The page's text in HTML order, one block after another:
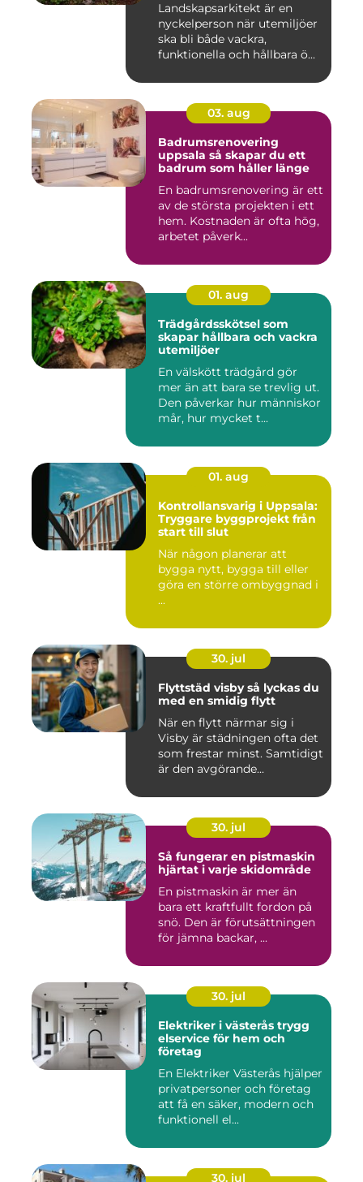
Landskapsarkitekt är en
nyckelperson när utemiljöer
ska bli både vackra,
funktionella och hållbara ö...
03. aug
Badrumsrenovering
uppsala så skapar du ett
badrum som håller länge
En badrumsrenovering är ett
av de största projekten i ett
hem. Kostnaden är ofta hög,
arbetet påverk...
01. aug
Trädgårdsskötsel som
skapar hållbara och vackra
utemiljöer
En välskött trädgård gör
mer än att bara se trevlig ut.
Den påverkar hur människor
mår, hur mycket t...
01. aug
Kontrollansvarig i Uppsala:
Tryggare byggprojekt från
start till slut
När någon planerar att
bygga nytt, bygga till eller
göra en större ombyggnad i
...
30. jul
Flyttstäd visby så lyckas du
med en smidig flytt
När en flytt närmar sig i
Visby är städningen ofta det
som frestar minst. Samtidigt
är den avgörande...
30. jul
Så fungerar en pistmaskin
hjärtat i varje skidområde
En pistmaskin är mer än
bara ett kraftfullt fordon på
snö. Den är förutsättningen
för jämna backar, ...
30. jul
Elektriker i västerås trygg
elservice för hem och
företag
En Elektriker Västerås hjälper
privatpersoner och företag
att få en säker, modern och
funktionell el...
30. jul